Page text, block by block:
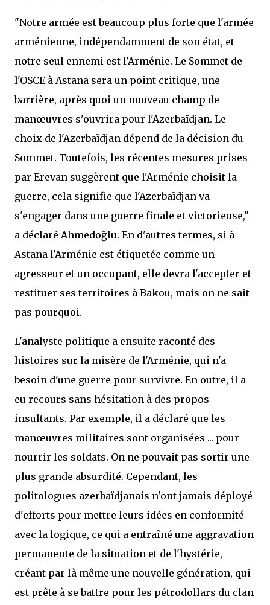
"Notre armée est beaucoup plus forte que l'armée
arménienne, indépendamment de son état, et
notre seul ennemi est l'Arménie. Le Sommet de
l'OSCE à Astana sera un point critique, une
barrière, après quoi un nouveau champ de
manœuvres s'ouvrira pour l'Azerbaïdjan. Le
choix de l'Azerbaïdjan dépend de la décision du
Sommet. Toutefois, les récentes mesures prises
par Erevan suggèrent que l'Arménie choisit la
guerre, cela signifie que l'Azerbaïdjan va
s'engager dans une guerre finale et victorieuse,"
a déclaré Ahmedoğlu. En d'autres termes, si à
Astana l'Arménie est étiquetée comme un
agresseur et un occupant, elle devra l'accepter et
restituer ses territoires à Bakou, mais on ne sait
pas pourquoi.
L'analyste politique a ensuite raconté des
histoires sur la misère de l'Arménie, qui n'a
besoin d'une guerre pour survivre. En outre, il a
eu recours sans hésitation à des propos
insultants. Par exemple, il a déclaré que les
manœuvres militaires sont organisées ... pour
nourrir les soldats. On ne pouvait pas sortir une
plus grande absurdité. Cependant, les
politologues azerbaïdjanais n'ont jamais déployé
d'efforts pour mettre leurs idées en conformité
avec la logique, ce qui a entraîné une aggravation
permanente de la situation et de l'hystérie,
créant par là même une nouvelle génération, qui
est prête à se battre pour les pétrodollars du clan